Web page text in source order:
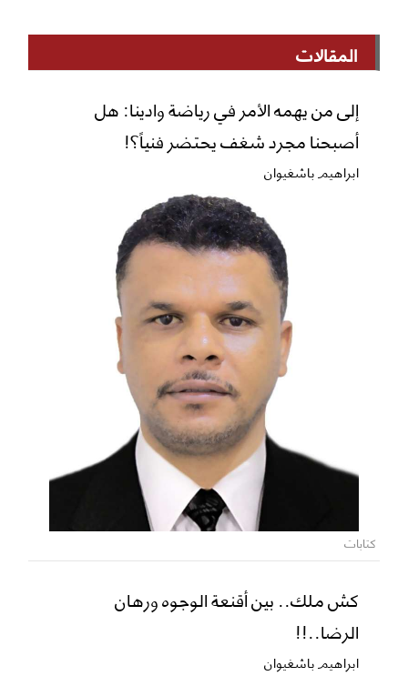
المقالات
إلى من يهمه الأمر في رياضة وادينا: هل
أصبحنا مجرد شغف يحتضر فنياً؟!
ابراهيم باشغيوان
كتابات
كش ملك.. بين أقنعة الوجوه ورهان
الرضا..!!
ابراهيم باشغيوان